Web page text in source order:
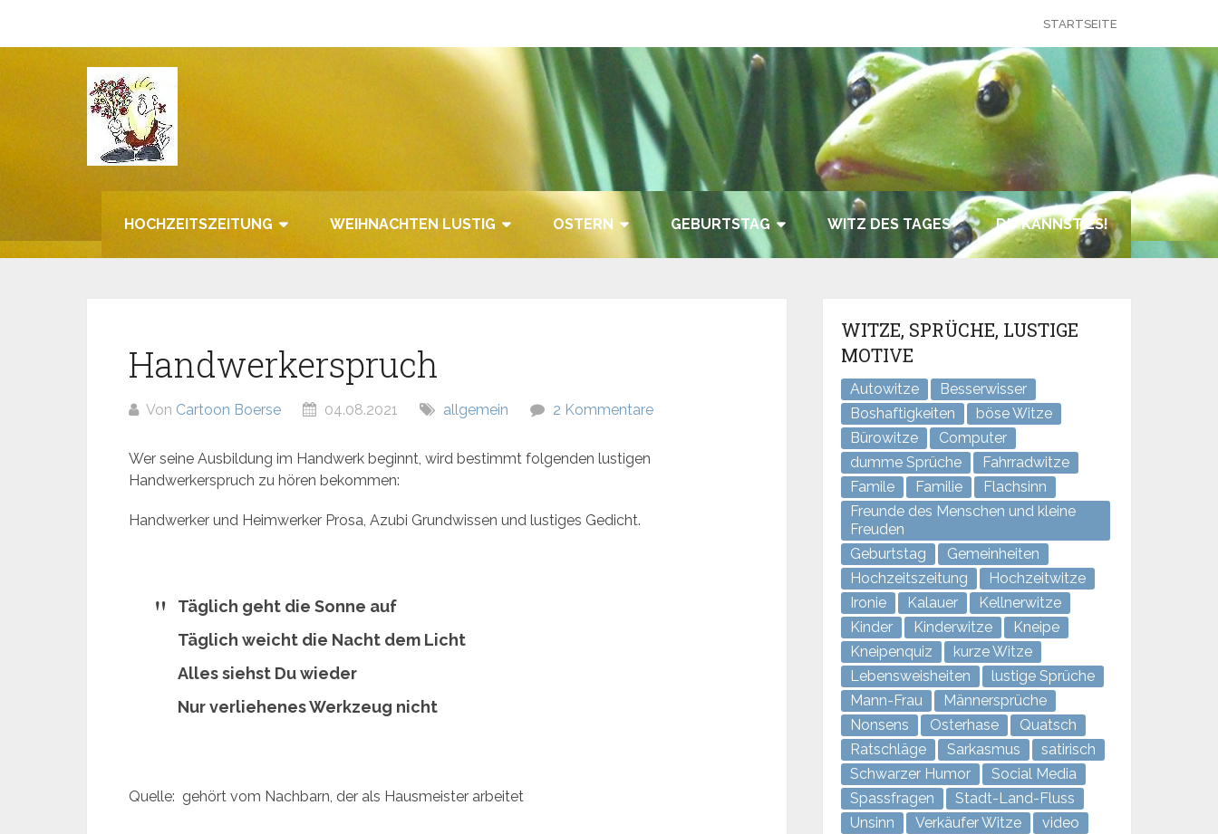
springen
STARTSEITE
HOCHZEITSZEITUNG WEIHNACHTEN LUSTIG OSTERN GEBURTSTAG WITZ DES TAGES DU KANNST ES!
Handwerkerspruch
Von Cartoon Boerse 04.08.2021 allgemein 2 Kommentare
Wer seine Ausbildung im Handwerk beginnt, wird bestimmt folgenden lustigen
Handwerkerspruch zu hören bekommen:
Handwerker und Heimwerker Prosa, Azubi Grundwissen und lustiges Gedicht.
Täglich geht die Sonne auf
Täglich weicht die Nacht dem Licht
Alles siehst Du wieder
Nur verliehenes Werkzeug nicht
Quelle: gehört vom Nachbarn, der als Hausmeister arbeitet
WITZE, SPRÜCHE, LUSTIGE
MOTIVE
Autowitze
Besserwisser
Boshaftigkeiten
böse Witze
Bürowitze
Computer
dumme Sprüche
Fahrradwitze
Famile
Familie
Flachsinn
Freunde des Menschen und kleine
Freuden
Geburtstag
Gemeinheiten
Hochzeitszeitung
Hochzeitwitze
Ironie
Kalauer
Kellnerwitze
Kinder
Kinderwitze
Kneipe
Kneipenquiz
kurze Witze
Lebensweisheiten
lustige Sprüche
Mann-Frau
Männersprüche
Nonsens
Osterhase
Quatsch
Ratschläge
Sarkasmus
satirisch
Schwarzer Humor
Social Media
Spassfragen
Stadt-Land-Fluss
Unsinn
Verkäufer Witze
video